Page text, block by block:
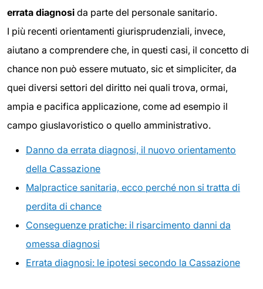
errata diagnosi da parte del personale sanitario.
I più recenti orientamenti giurisprudenziali, invece,
aiutano a comprendere che, in questi casi, il concetto di
chance non può essere mutuato, sic et simpliciter, da
quei diversi settori del diritto nei quali trova, ormai,
ampia e pacifica applicazione, come ad esempio il
campo giuslavoristico o quello amministrativo.
Danno da errata diagnosi, il nuovo orientamento
della Cassazione
Malpractice sanitaria, ecco perché non si tratta di
perdita di chance
Conseguenze pratiche: il risarcimento danni da
omessa diagnosi
Errata diagnosi: le ipotesi secondo la Cassazione